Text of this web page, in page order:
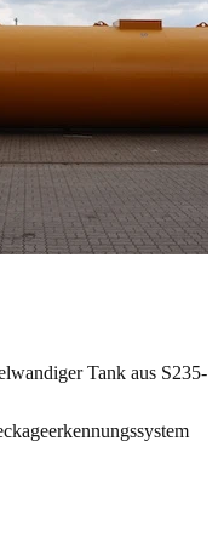
Tank aus S235-